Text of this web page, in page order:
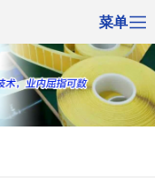
菜单